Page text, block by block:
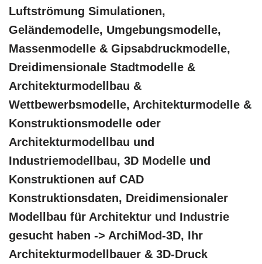
Luftströmung Simulationen,
Geländemodelle, Umgebungsmodelle,
Massenmodelle & Gipsabdruckmodelle,
Dreidimensionale Stadtmodelle &
Architekturmodellbau &
Wettbewerbsmodelle, Architekturmodelle &
Konstruktionsmodelle oder
Architekturmodellbau und
Industriemodellbau, 3D Modelle und
Konstruktionen auf CAD
Konstruktionsdaten, Dreidimensionaler
Modellbau für Architektur und Industrie
gesucht haben -> ArchiMod-3D, Ihr
Architekturmodellbauer & 3D-Druck